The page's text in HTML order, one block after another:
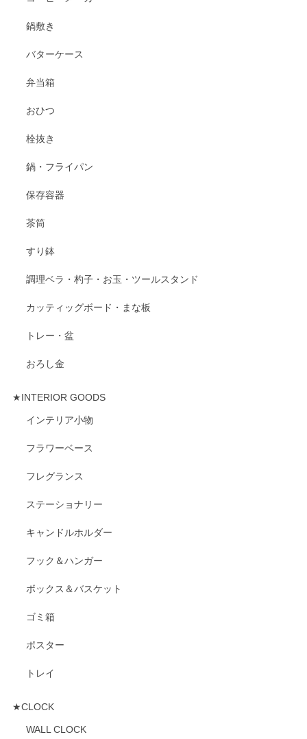
鍋敷き
バターケース
弁当箱
おひつ
栓抜き
鍋・フライパン
保存容器
茶筒
すり鉢
調理ベラ・杓子・お玉・ツールスタンド
カッティッグボード・まな板
トレー・盆
おろし金
★INTERIOR GOODS
インテリア小物
フラワーベース
フレグランス
ステーショナリー
キャンドルホルダー
フック＆ハンガー
ボックス＆バスケット
ゴミ箱
ポスター
トレイ
★CLOCK
WALL CLOCK